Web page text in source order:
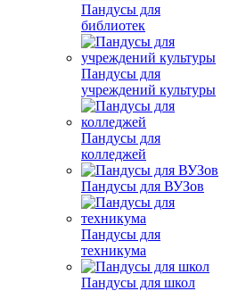
Пандусы для
библиотек
Пандусы для
учреждений культуры
Пандусы для
колледжей
Пандусы для ВУЗов
Пандусы для
техникума
Пандусы для школ